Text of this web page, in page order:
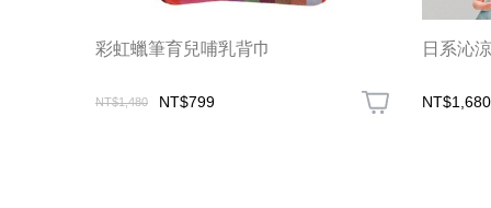
彩虹蠟筆育兒哺乳背巾
NT$1,480 NT$799
日系沁
NT$1,680